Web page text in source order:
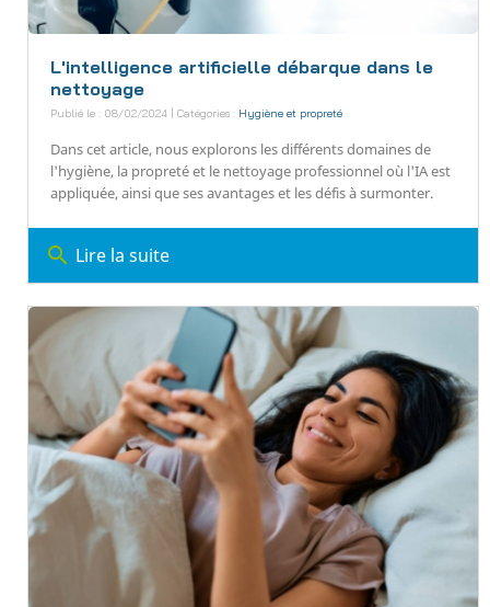
L'intelligence artificielle débarque dans le
nettoyage
Publié le : 08/02/2024 | Catégories : Hygiène et propreté
Dans cet article, nous explorons les différents domaines de
l'hygiène, la propreté et le nettoyage professionnel où l'IA est
appliquée, ainsi que ses avantages et les défis à surmonter.
search Lire la suite